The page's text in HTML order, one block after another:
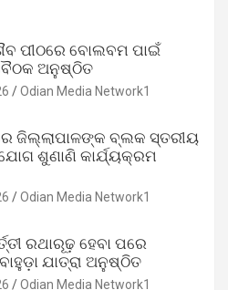
ପୀଠରେ ବୋଲବମ ପାଇଁ
ଅନୁଷ୍ଠିତ
Odian Media Network1
ଜିଲ୍ଲାପାଳଙ୍କ ବ୍ଲକ ସ୍ତରୀୟ
ଶୁଣାଣି କାର୍ଯ୍ୟକ୍ରମ
Odian Media Network1
ରଥାରୂଢ଼ ହେବା ପରେ
ଯାତ୍ରା ଅନୁଷ୍ଠିତ
Odian Media Network1